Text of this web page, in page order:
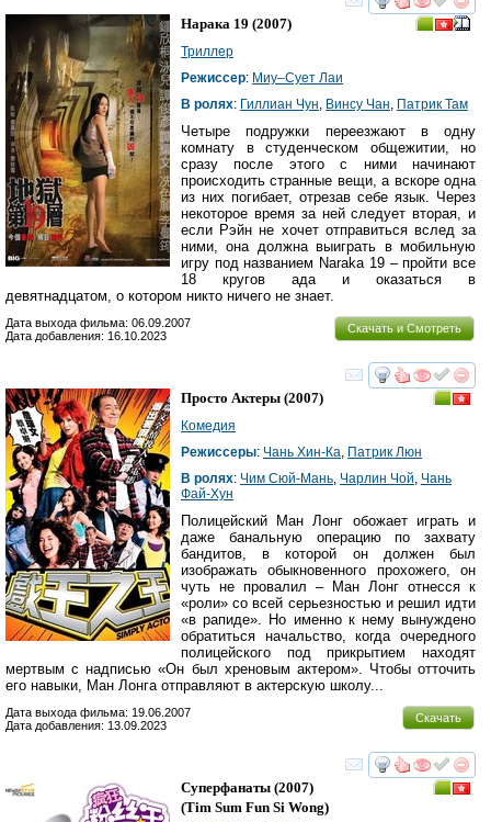
смотреть
Нарака 19 (2007)
Триллер
Режиссер: Миу–Сует Лаи
В ролях: Гиллиан Чун, Винcy Чан, Патрик Там
Четыре подружки переезжают в одну
комнату в студенческом общежитии, но
сразу после этого с ними начинают
происходить странные вещи, а вскоре одна
из них погибает, отрезав себе язык. Через
некоторое время за ней следует вторая, и
если Рэйн не хочет отправиться вслед за
ними, она должна выиграть в мобильную
игру под названием Naraka 19 – пройти все
18 кругов ада и оказаться в
девятнадцатом, о котором никто ничего не знает.
Скачать и Смотреть
Дата выхода фильма: 06.09.2007
Дата добавления: 16.10.2023
смотреть
Просто Актеры (2007)
Комедия
Режиссеры: Чань Хин-Ка, Патрик Люн
В ролях: Чим Сюй-Мань, Чарлин Чой, Чань
Фай-Хун
Полицейский Ман Лонг обожает играть и
даже банальную операцию по захвату
бандитов, в которой он должен был
изображать обыкновенного прохожего, он
чуть не провалил – Ман Лонг отнесся к
«роли» со всей серьезностью и решил идти
«в рапиде». Но именно к нему вынуждено
обратиться начальство, когда очередного
полицейского под прикрытием находят
мертвым с надписью «Он был хреновым актером». Чтобы отточить
его навыки, Ман Лонга отправляют в актерскую школу...
Скачать
Дата выхода фильма: 19.06.2007
Дата добавления: 13.09.2023
смотреть
Суперфанаты (2007)
(Tim Sum Fun Si Wong)